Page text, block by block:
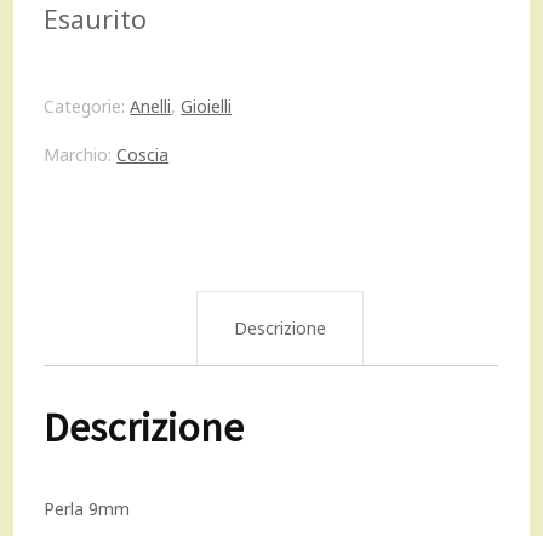
era:
557,00 €.
Esaurito
Categorie:Anelli,Gioielli
Marchio:Coscia
Descrizione
Descrizione
Perla 9mm